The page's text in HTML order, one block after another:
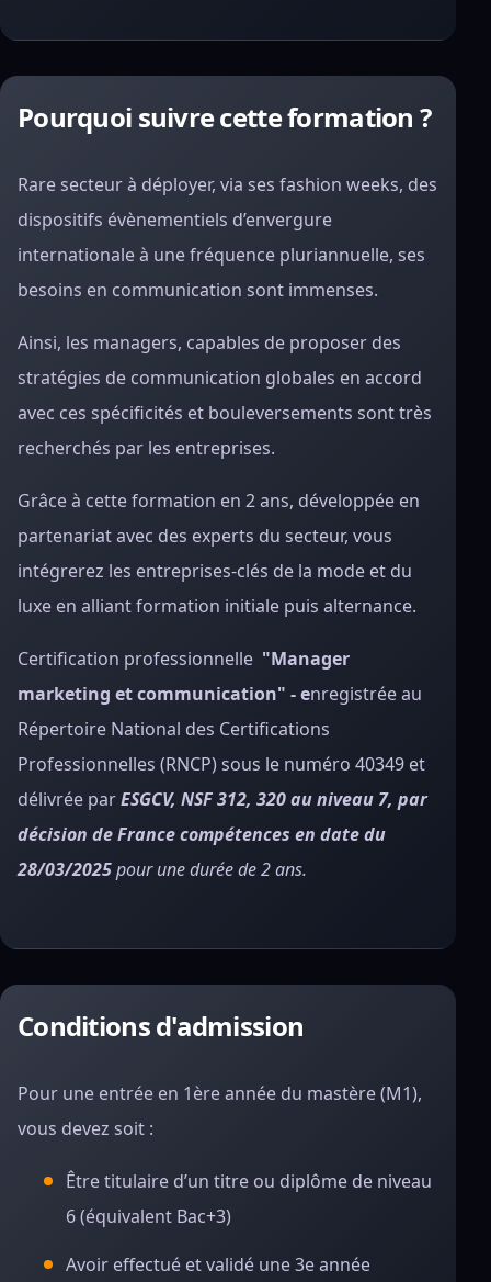
Pourquoi suivre cette formation ?
Rare secteur à déployer, via ses fashion weeks, des
dispositifs évènementiels d’envergure
internationale à une fréquence pluriannuelle, ses
besoins en communication sont immenses.
Ainsi, les managers, capables de proposer des
stratégies de communication globales en accord
avec ces spécificités et bouleversements sont très
recherchés par les entreprises.
Grâce à cette formation en 2 ans, développée en
partenariat avec des experts du secteur, vous
intégrerez les entreprises-clés de la mode et du
luxe en alliant formation initiale puis alternance.
Certification professionnelle "Manager
marketing et communication" - enregistrée au
Répertoire National des Certifications
Professionnelles (RNCP) sous le numéro 40349 et
délivrée parESGCV, NSF 312, 320 au niveau 7, par
décision de France compétences en date du
28/03/2025pour une durée de 2 ans.
Conditions d'admission
Pour une entrée en 1ère année du mastère (M1),
vous devez soit :
Être titulaire d’un titre ou diplôme de niveau
6 (équivalent Bac+3)
Avoir effectué et validé une 3e année